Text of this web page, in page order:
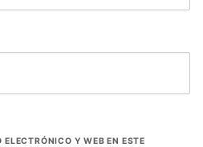
Y WEB EN ESTE